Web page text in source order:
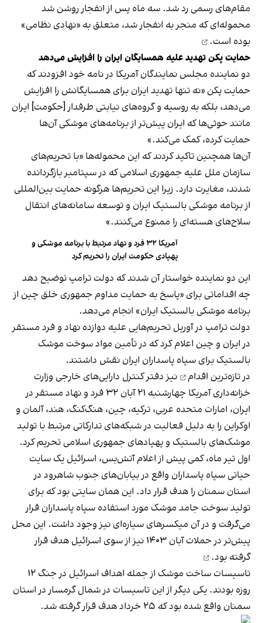
مقام‌های رسمی رد شد. سه ماه پس از انفجار روشن شد
محموله‌ای که منجر به انفجار شد، متعلق به «نهادی نظامی»
بوده است.
حمایت پکن تهدید علیه همسایگان ایران را افزایش می‌دهد
دو نماینده مجلس نمایندگان آمریکا در نامه خود افزودند که
حمایت پکن «نه تنها تهدید ایران برای همسایگانش را افزایش
می‌دهد، بلکه به روسیه و گروه‌های نیابتی طرفدار [حکومت] ایران
مانند حوثی‌ها که ایران پیش‌تر از برنامه‌های موشکی آن‌ها
حمایت کرده، کمک می‌کند.»
آن‌ها همچنین تاکید کردند که این محموله‌ها «با تحریم‌های
سازمان ملل علیه جمهوری اسلامی که در سپتامبر بازگردانده
شدند، مغایرت دارد. زیرا این تحریم‌ها هرگونه حمایت بین‌المللی
از برنامه موشکی بالستیک ایران و توسعه سامانه‌های انتقال
سلاح‌های هسته‌ای را ممنوع می‌کنند.»
آمریکا ۳۲ فرد و نهاد مرتبط با برنامه موشکی و
پهپادی حکومت ایران را تحریم کرد
این دو نماینده خواستار آن شدند که دولت ترامپ توضیح دهد
چه اقداماتی برای «پاسخ به حمایت مداوم جمهوری خلق چین از
برنامه موشکی بالستیک ایران» انجام می‌دهد.
دولت ترامپ در آوریل تحریم‌هایی علیه دوازده نهاد و فرد مستقر
در ایران و چین اعلام کرد که در تأمین مواد سوخت موشک
بالستیک برای سپاه پاسداران ایران نقش داشتند.
درتازه‌ترین اقدام
نیز دفتر کنترل دارایی‌های خارجی وزارت
خزانه‌داری آمریکا چهارشنبه ۲۱ آبان ۳۲ فرد و نهاد مستقر در
ایران، امارات متحده عربی، ترکیه، چین، هنگ‌کنگ، هند، آلمان و
اوکراین را به دلیل فعالیت در شبکه‌های تدارکاتی مرتبط با تولید
موشک‌های بالستیک و پهپادهای جمهوری اسلامی تحریم کرد.
اول تیر ماه، کمی پیش از اعلام آتش‌بس، اسرائیل یک سایت
حیاتی سپاه پاسداران واقع در بیابان‌های جنوب شاهرود در
استان سمنان را هدف قرار داد. این همان سایتی بود که برای
تولید سوخت جامد موشک مورد استفاده سپاه پاسداران قرار
می‌گرفت و در آن میکسرهای سیاره‌ای نیز وجود داشت. این محل
پیش‌تر در حملات آبان ۱۴۰۳ نیز از سوی اسرائیل
هدف قرار
گرفته بود.
تاسیسات ساخت موشک از جمله اهداف اسرائیل در جنگ ۱۲
روزه بودند. یکی دیگر از این تاسیسات در شمال گرمسار در استان
سمنان واقع شده بود که ۲۵ خرداد
هدف قرار گرفته شد.